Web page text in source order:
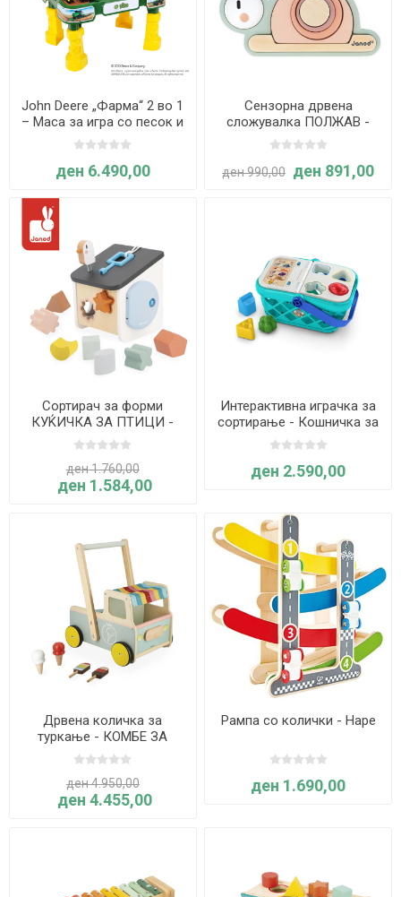
John Deere „Фарма“ 2 во 1
– Маса за игра со песок и
вода- Klein
ден 6.490,00
Сензорна дрвена
сложувалка ПОЛЖАВ -
Sweet Cocoon
ден 990,00 ден 891,00
Сортирач за форми
КУЌИЧКА ЗА ПТИЦИ -
Sweet Cocoon
ден 1.760,00
ден 1.584,00
Интерактивна играчка за
сортирање - Кошничка за
пазарување MAGIC
TOUCH™ - Hape
ден 2.590,00
Дрвена количка за
туркање - КОМБЕ ЗА
СЛАДОЛЕД - Janod
ден 4.950,00
ден 4.455,00
Рампа со колички - Hape
ден 1.690,00